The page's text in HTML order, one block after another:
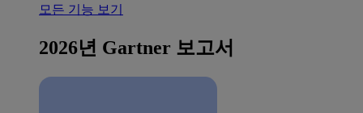
모든 기능 보기
2026년 Gartner 보고서